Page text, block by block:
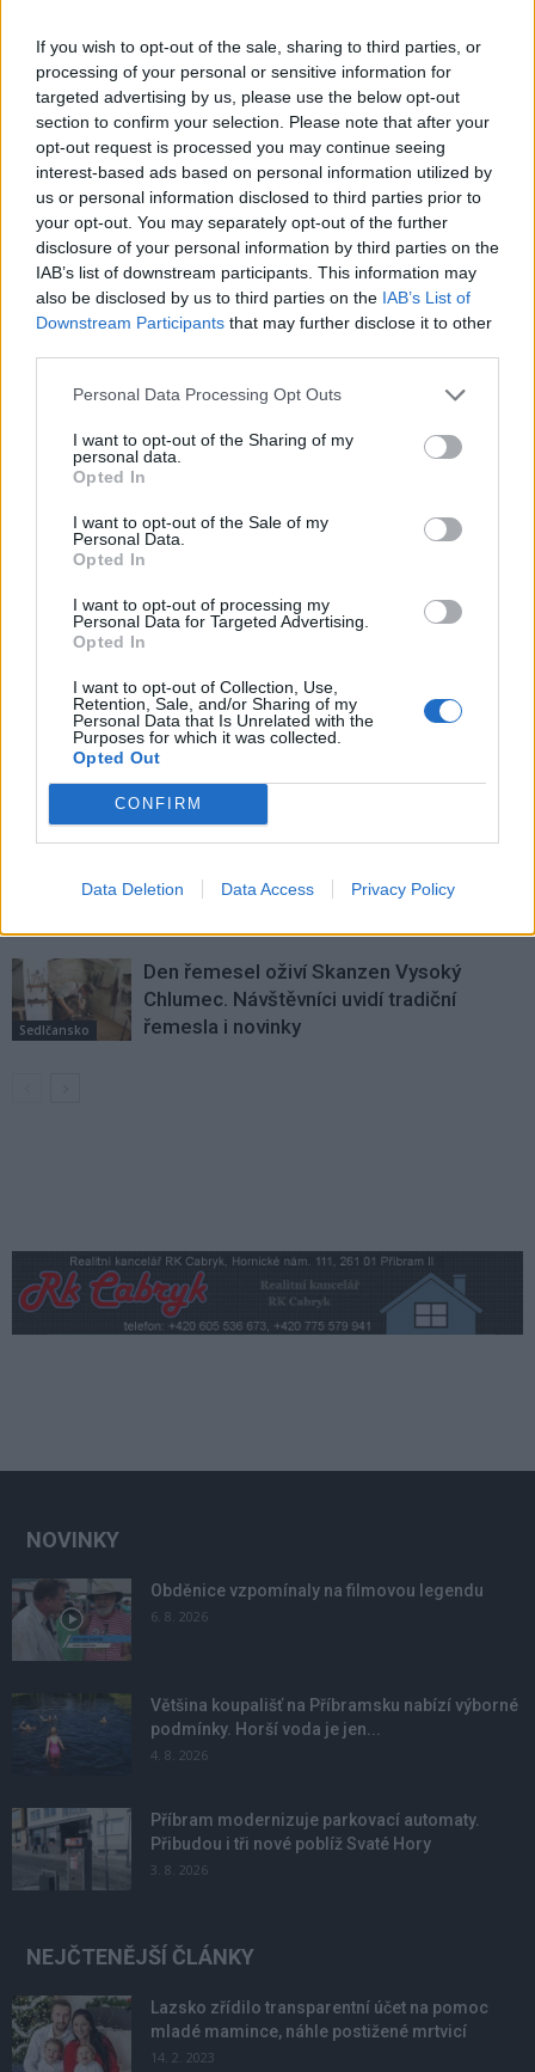
If you wish to opt-out of the sale, sharing to third parties, or
processing of your personal or sensitive information for
targeted advertising by us, please use the below opt-out
section to confirm your selection. Please note that after your
opt-out request is processed you may continue seeing
interest-based ads based on personal information utilized by
us or personal information disclosed to third parties prior to
your opt-out. You may separately opt-out of the further
disclosure of your personal information by third parties on the
IAB’s list of downstream participants. This information may
also be disclosed by us to third parties on the IAB’s List of
Downstream Participants that may further disclose it to other
Personal Data Processing Opt Outs
I want to opt-out of the Sharing of my
personal data.
Opted In
I want to opt-out of the Sale of my
Personal Data.
Opted In
I want to opt-out of processing my
Personal Data for Targeted Advertising.
Opted In
I want to opt-out of Collection, Use,
Retention, Sale, and/or Sharing of my
Personal Data that Is Unrelated with the
Purposes for which it was collected.
Opted Out
CONFIRM
Data Deletion Data Access Privacy Policy
kraje zajišťovat seniorům důstojné životní podmínky a poskytovat
jim péči na úrovni odpovídající současným požadavkům.
Komentáře
domov důchodců Sedlčany Středočeský kraj
Integrovaná střední škola se
představila zájemcům o studium
Od neděle bude na Svaté Hoře
SOUVISEJÍCÍ ČLÁNKY
VÍCE OD AUTORA
Obděnice vzpomínaly na filmovou
legendu
Na samotě u lesa. Dorazí i Zdeněk Svěrák
Sedlčansko
Den řemesel oživí Skanzen Vysoký
Chlumec. Návštěvníci uvidí tradiční
řemesla i novinky
NOVINKY
Obděnice vzpomínaly na filmovou legendu
6. 8. 2026
Většina koupališť na Příbramsku nabízí výborné
podmínky. Horší voda je jen...
4. 8. 2026
Příbram modernizuje parkovací automaty.
Přibudou i tři nové poblíž Svaté Hory
3. 8. 2026
NEJČTENĚJŠÍ ČLÁNKY
Lazsko zřídilo transparentní účet na pomoc
mladé mamince, náhle postižené mrtvicí
14. 2. 2023